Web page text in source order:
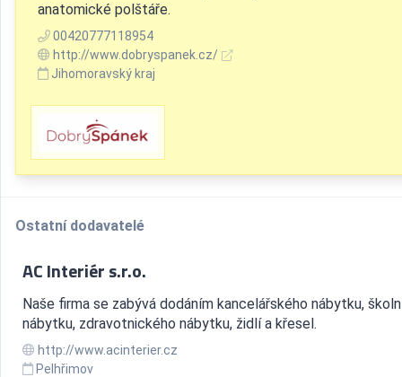
anatomické polštáře.
00420777118954
http://www.dobryspanek.cz/
Jihomoravský kraj
Ostatní dodavatelé
AC Interiér s.r.o.
Naše firma se zabývá dodáním kancelářského nábytku,
nábytku, zdravotnického nábytku, židlí a křesel.
http://www.acinterier.cz
Pelhřimov